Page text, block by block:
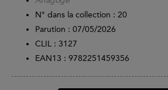
N° dans la collection : 20
Parution : 07/05/2026
CLIL : 3127
EAN13 : 9782251459356